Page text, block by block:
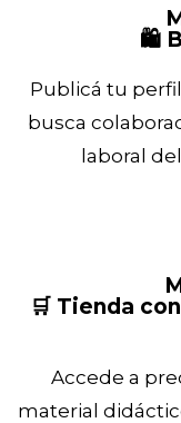
🛍️
Publicá tu
busca
laboral
🛒 Tienda
Accede a
material